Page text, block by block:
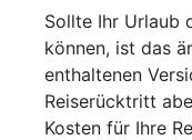
Sollte Ihr Urlaub
können, ist das
enthaltenen
Reiserücktritt
Kosten für Ihre